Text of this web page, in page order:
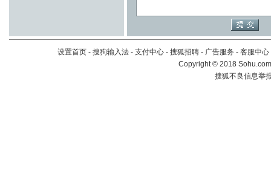
设置首页 - 搜狗输入法 - 支付中心 - 搜狐招聘 - 广告服务 - 客服中心
Copyright©2018
搜狐不良信息举